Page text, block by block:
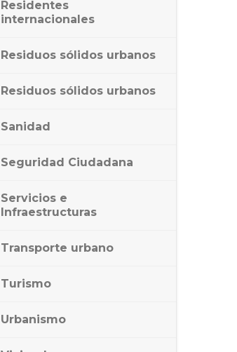
Residentes
internacionales
Residuos sólidos urbanos
Residuos sólidos urbanos
Sanidad
Seguridad Ciudadana
Servicios e
Infraestructuras
Transporte urbano
Turismo
Urbanismo